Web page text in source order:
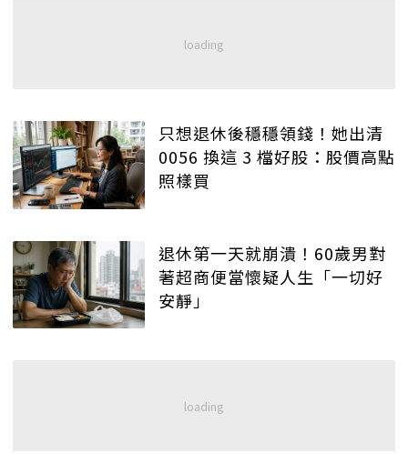
只想退休後穩穩領錢！她出清
0056 換這 3 檔好股：股價高點
照樣買
退休第一天就崩潰！60歲男對
著超商便當懷疑人生「一切好
安靜」